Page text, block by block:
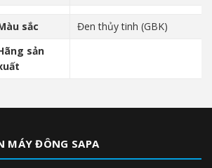
sắc
Đen thủy tinh (GBK)
sản
MÁY ĐÔNG SAPA